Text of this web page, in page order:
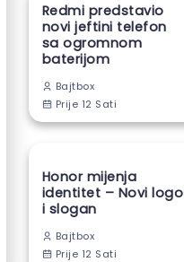
Redmi predstavio
novi jeftini telefon
sa ogromnom
baterijom
Bajtbox
Prije 12 Sati
Honor mijenja
identitet – Novi logo
i slogan
Bajtbox
Prije 12 Sati